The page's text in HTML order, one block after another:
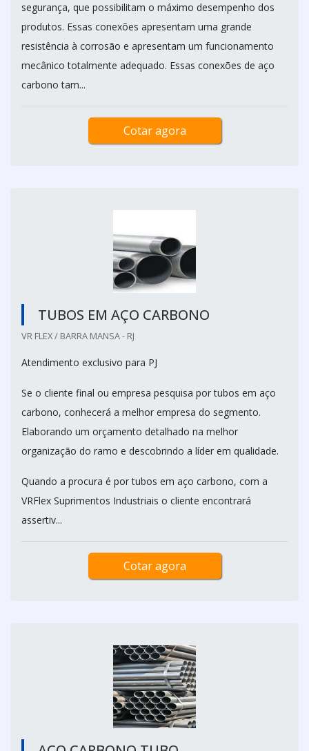
segurança, que possibilitam o máximo desempenho dos
produtos. Essas conexões apresentam uma grande
resistência à corrosão e apresentam um funcionamento
mecânico totalmente adequado. Essas conexões de aço
carbono tam...
Cotar agora
TUBOS EM AÇO CARBONO
VR FLEX / BARRA MANSA - RJ
Atendimento exclusivo para PJ
Se o cliente final ou empresa pesquisa por tubos em aço
carbono, conhecerá a melhor empresa do segmento.
Elaborando um orçamento detalhado na melhor
organização do ramo e descobrindo a líder em qualidade.
Quando a procura é por tubos em aço carbono, com a
VRFlex Suprimentos Industriais o cliente encontrará
assertiv...
Cotar agora